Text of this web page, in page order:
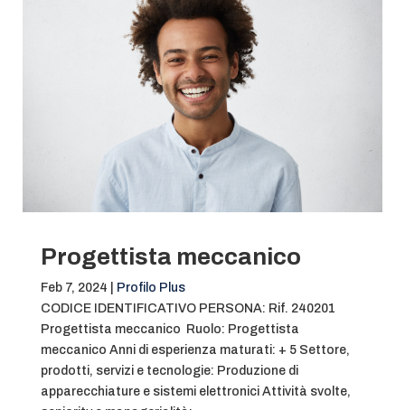
Progettista meccanico
Feb 7, 2024
Profilo Plus
CODICE IDENTIFICATIVO PERSONA: Rif. 240201
Progettista meccanico Ruolo: Progettista
meccanico Anni di esperienza maturati: + 5 Settore,
prodotti, servizi e tecnologie: Produzione di
apparecchiature e sistemi elettronici Attività svolte,